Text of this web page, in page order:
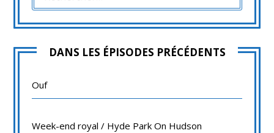
DANS LES ÉPISODES PRÉCÉDENTS
Ouf
Week-end royal / Hyde Park On Hudson